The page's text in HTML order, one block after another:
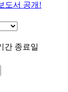
도서 공개!
간 종료일